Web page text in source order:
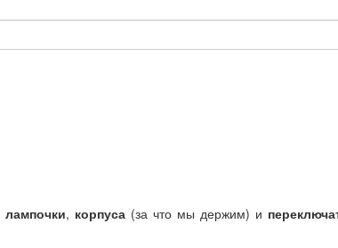
лампочки, корпуса(за что мы держим) и